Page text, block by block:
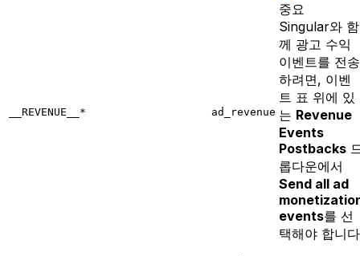
__REVENUE__* ad_revenue
중요
Singular와 함
께 광고 수익
이벤트를 전송
하려면, 이벤
트 표 위에 있
는 Revenue
Events
Postbacks
롭다운에서
Send all ad
events를 선
택해야 합니